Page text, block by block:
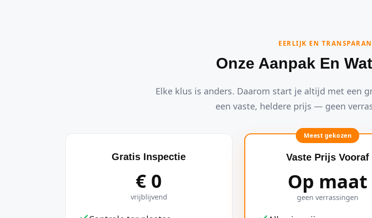
EERLIJK EN
Onze Aanpak En
Elke klus is anders. Daarom start je altijd met een
een vaste, heldere prijs — geen
Gratis Inspectie
€ 0
vrijblijvend
Meest gekozen
Vaste Prijs Vooraf
Op maat
geen verrassingen